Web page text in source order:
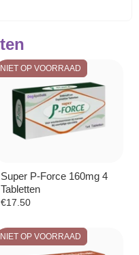
NIET OP VOORRAAD
Super P-Force 160mg 4
Tabletten
€17.50
NIET OP VOORRAAD